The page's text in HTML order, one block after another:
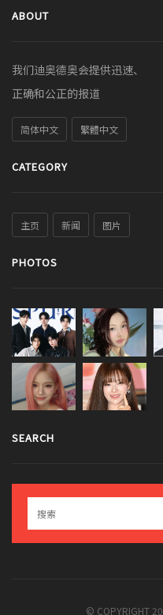
ABOUT
我们迪奥德奥会提供迅速、
正确和公正的报道
简体中文 繁體中文
CATEGORY
主页 新闻 图片
PHOTOS
SEARCH
© COPYRIGHT